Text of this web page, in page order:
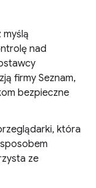
nad
firmy Seznam,
bezpieczne
która
ze